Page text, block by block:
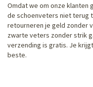
Omdat we om onze klanten
de schoenveters niet terug
retourneren je geld zonder
zwarte veters zonder strik
verzending is gratis. Je
beste.